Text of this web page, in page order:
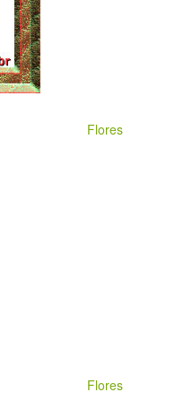
Flores
Flores